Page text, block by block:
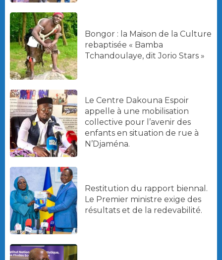
Bongor : la Maison de la Culture
rebaptisée « Bamba
Tchandoulaye, dit Jorio Stars »
Le Centre Dakouna Espoir
appelle à une mobilisation
collective pour l’avenir des
enfants en situation de rue à
N’Djaména.
Restitution du rapport biennal.
Le Premier ministre exige des
résultats et de la redevabilité.